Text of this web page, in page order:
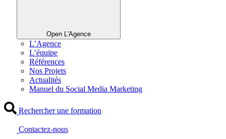
Open L'Agence
L’Agence
L’équipe
Références
Nos Projets
Actualités
Manuel du Social Media Marketing
Rechercher une formation
Contactez-nous